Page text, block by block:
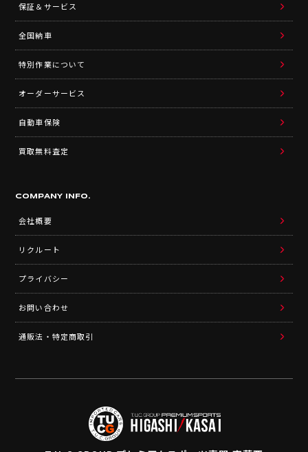
保証＆サービス
全国納車
特別作業について
オーダーサービス
自動車保険
買取無料査定
COMPANY INFO.
会社概要
リクルート
プライバシー
お問い合わせ
通販法・特定商取引